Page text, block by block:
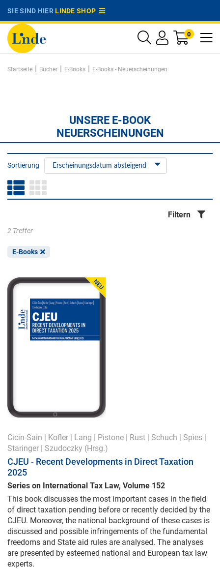
SIE SIND HIERLINDE SHOP
0
Startseite | Bücher | E-Books | E-Books - Neuerscheinungen
UNSERE E-BOOK
NEUERSCHEINUNGEN
Sortierung Erscheinungsdatum absteigend
Filtern
2 Treffer
E-Books
Cicin-Sain | Kofler | Lang | Pistone | Rust | Schuch | Spies |
Staringer | Szudoczky (Hrsg.)
CJEU - Recent Developments in Direct Taxation
2025
Series on International Tax Law, Volume 152
This book discusses the most important cases in the field
of direct taxation pending before or recently decided by the
CJEU. Moreover, the national background of these cases is
discussed and possible infringements of the fundamental
freedoms and State aid rules are analysed. The analyses
are presented by esteemed national and European tax law
experts.